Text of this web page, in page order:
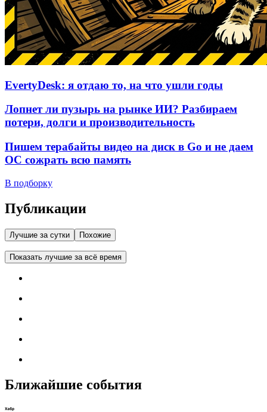
EvertyDesk: я отдаю то, на что ушли годы
Лопнет ли пузырь на рынке ИИ? Разбираем
потери, долги и производительность
Пишем терабайты видео на диск в Go и не даем
ОС сожрать всю память
В подборку
Публикации
Лучшие за сутки Похожие
Показать лучшие за всё время
Ближайшие события